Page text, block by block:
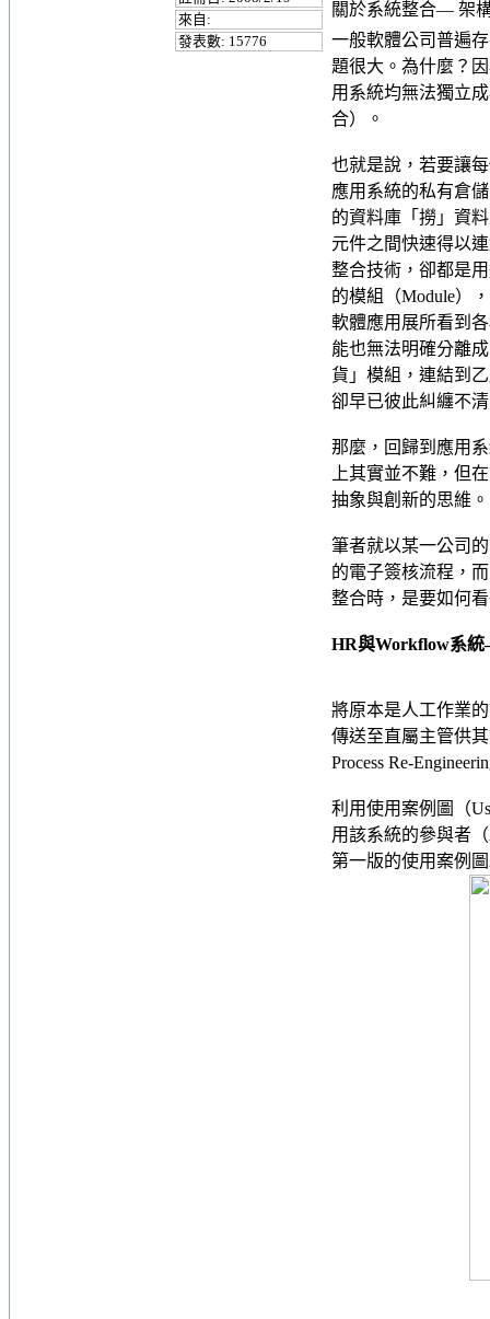
來自:
發表數: 15776
關於系統整合— 架
一般軟體公司普遍
題很大。為什麼？
用系統均無法獨立
合）。
也就是說，若要讓
應用系統的私有倉
的資料庫「撈」資
元件之間快速得以
整合技術，卻都是
的模組（Module）
軟體應用展所看到
能也無法明確分離
貨」模組，連結到
卻早已彼此糾纏不
那麼，回歸到應用
上其實並不難，但
抽象與創新的思維。
筆者就以某一公司
的電子簽核流程，
整合時，是要如何
HR與Workflow系
將原本是人工作業
傳送至直屬主管供
Process Re-
利用使用案例圖（
用該系統的參與者
第一版的使用案例